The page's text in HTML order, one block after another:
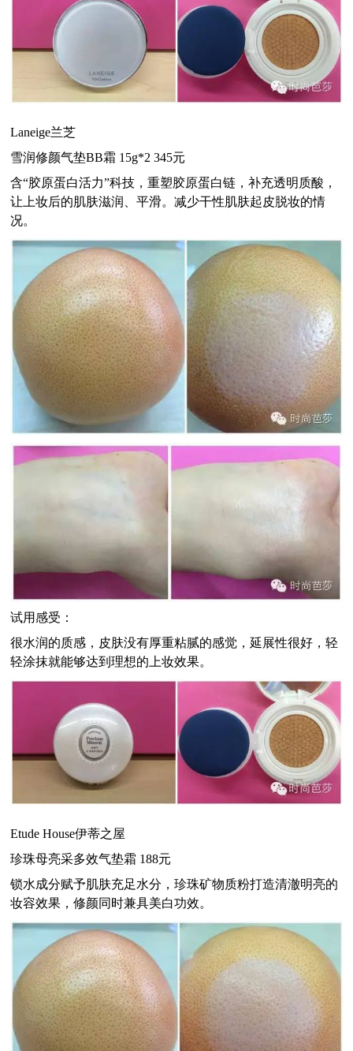
Laneige兰芝
雪润修颜气垫BB霜 15g*2 345元
含“胶原蛋白活力”科技，重塑胶原蛋白链，补充透明质酸，
让上妆后的肌肤滋润、平滑。减少干性肌肤起皮脱妆的情
况。
试用感受：
很水润的质感，皮肤没有厚重粘腻的感觉，延展性很好，轻
轻涂抹就能够达到理想的上妆效果。
Etude House伊蒂之屋
珍珠母亮采多效气垫霜 188元
锁水成分赋予肌肤充足水分，珍珠矿物质粉打造清澈明亮的
妆容效果，修颜同时兼具美白功效。